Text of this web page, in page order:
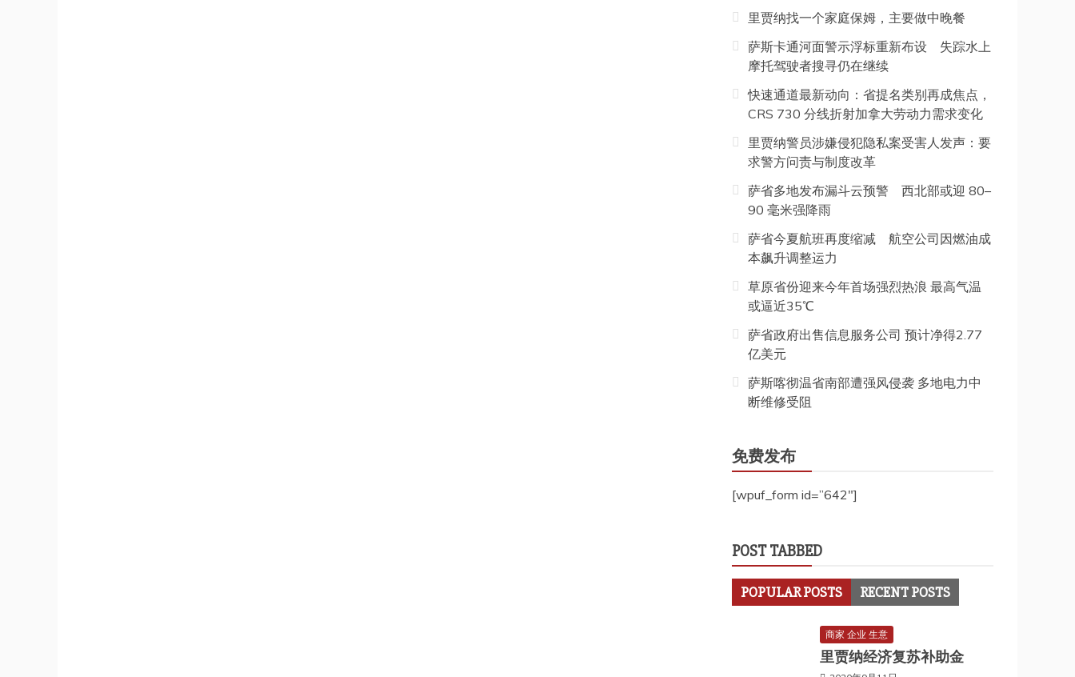
里贾纳找一个家庭保姆，主要做中晚餐
萨斯卡通河面警示浮标重新布设 失踪水上
摩托驾驶者搜寻仍在继续
快速通道最新动向：省提名类别再成焦点，
CRS 730 分线折射加拿大劳动力需求变化
里贾纳警员涉嫌侵犯隐私案受害人发声：要
求警方问责与制度改革
萨省多地发布漏斗云预警 西北部或迎 80–
90 毫米强降雨
萨省今夏航班再度缩减 航空公司因燃油成
本飙升调整运力
草原省份迎来今年首场强烈热浪 最高气温
或逼近35℃
萨省政府出售信息服务公司 预计净得2.77
亿美元
萨斯喀彻温省南部遭强风侵袭 多地电力中
断维修受阻
免费发布
[wpuf_form id=”642″]
POST TABBED
POPULAR POSTS RECENT POSTS
商家 企业 生意
里贾纳经济复苏补助金